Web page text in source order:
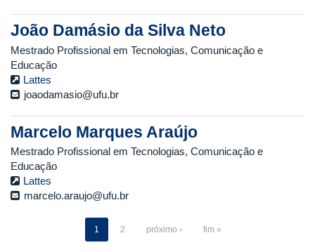
João Damásio da Silva Neto
Mestrado Profissional em Tecnologias, Comunicação e
Educação
Lattes
joaodamasio@ufu.br
Marcelo Marques Araújo
Mestrado Profissional em Tecnologias, Comunicação e
Educação
Lattes
marcelo.araujo@ufu.br
1 2 próximo › fim »